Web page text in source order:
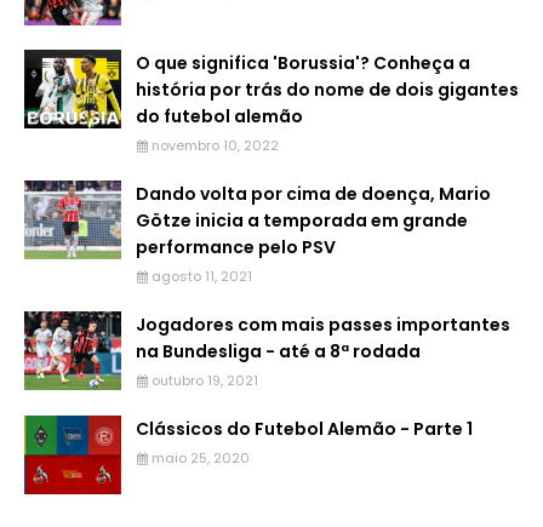
O que significa 'Borussia'? Conheça a
história por trás do nome de dois gigantes
do futebol alemão
novembro 10, 2022
Dando volta por cima de doença, Mario
Götze inicia a temporada em grande
performance pelo PSV
agosto 11, 2021
Jogadores com mais passes importantes
na Bundesliga - até a 8ª rodada
outubro 19, 2021
Clássicos do Futebol Alemão - Parte 1
maio 25, 2020